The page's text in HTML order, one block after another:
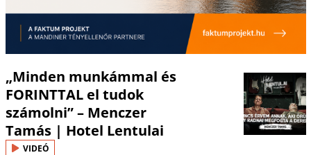
„Minden munkámmal és
FORINTTAL el tudok
számolni” – Menczer
Tamás | Hotel Lentulai
VIDEÓ